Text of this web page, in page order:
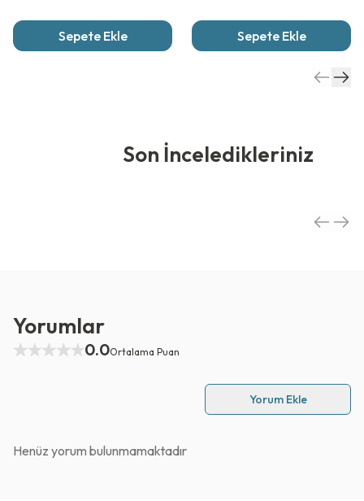
Sepete Ekle Sepete Ekle
Son İnceledikleriniz
Yorumlar
0.0Ortalama Puan
Yorum Ekle
Henüz yorum bulunmamaktadır